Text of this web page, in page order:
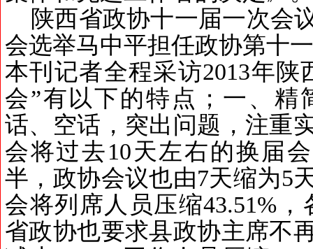
陕西省政协十一届一次会
会选举马中平担任政协第十
本刊记者全程采访2013年陕
会”有以下的特点 ； 一 、精
话、空话，突出问题，注重
会将过去10天左右的换届
半，政协会议也由7天缩为5
会将列席人员压缩43.51%
省政协也要求县政协主席不